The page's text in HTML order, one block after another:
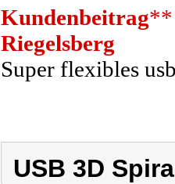
Kundenbeitrag**
Riegelsberg
Super flexibles
USB 3D